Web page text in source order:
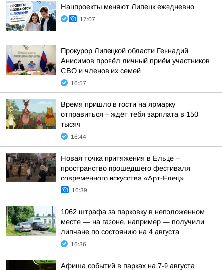
Нацпроекты меняют Липецк ежедневно
17:07
Прокурор Липецкой области Геннадий
Анисимов провёл личный приём участников
СВО и членов их семей
16:57
Время пришло в гости на ярмарку
отправиться – ждёт тебя зарплата в 150
тысяч
16:44
Новая точка притяжения в Ельце –
пространство прошедшего фестиваля
современного искусства «Арт-Елец»
16:39
1062 штрафа за парковку в неположенном
месте — на газоне, например — получили
липчане по состоянию на 4 августа
16:36
Афиша событий в парках на 7-9 августа